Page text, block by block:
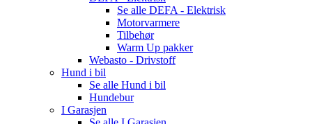
Se alle DEFA - Elektrisk
Motorvarmere
Tilbehør
Warm Up pakker
Webasto - Drivstoff
Hund i bil
Se alle Hund i bil
Hundebur
I Garasjen